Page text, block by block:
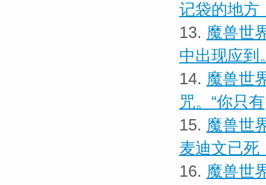
记袋的地方
13. 魔兽世
中出现应到
14. 魔兽世
咒。“你只有
15. 魔兽世
麦迪文已死
16. 魔兽世